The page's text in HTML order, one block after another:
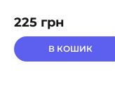
225 грн
В КОШИК